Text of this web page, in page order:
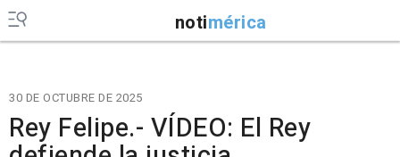
notimérica
30 DE OCTUBRE DE 2025
Rey Felipe.- VÍDEO: El Rey